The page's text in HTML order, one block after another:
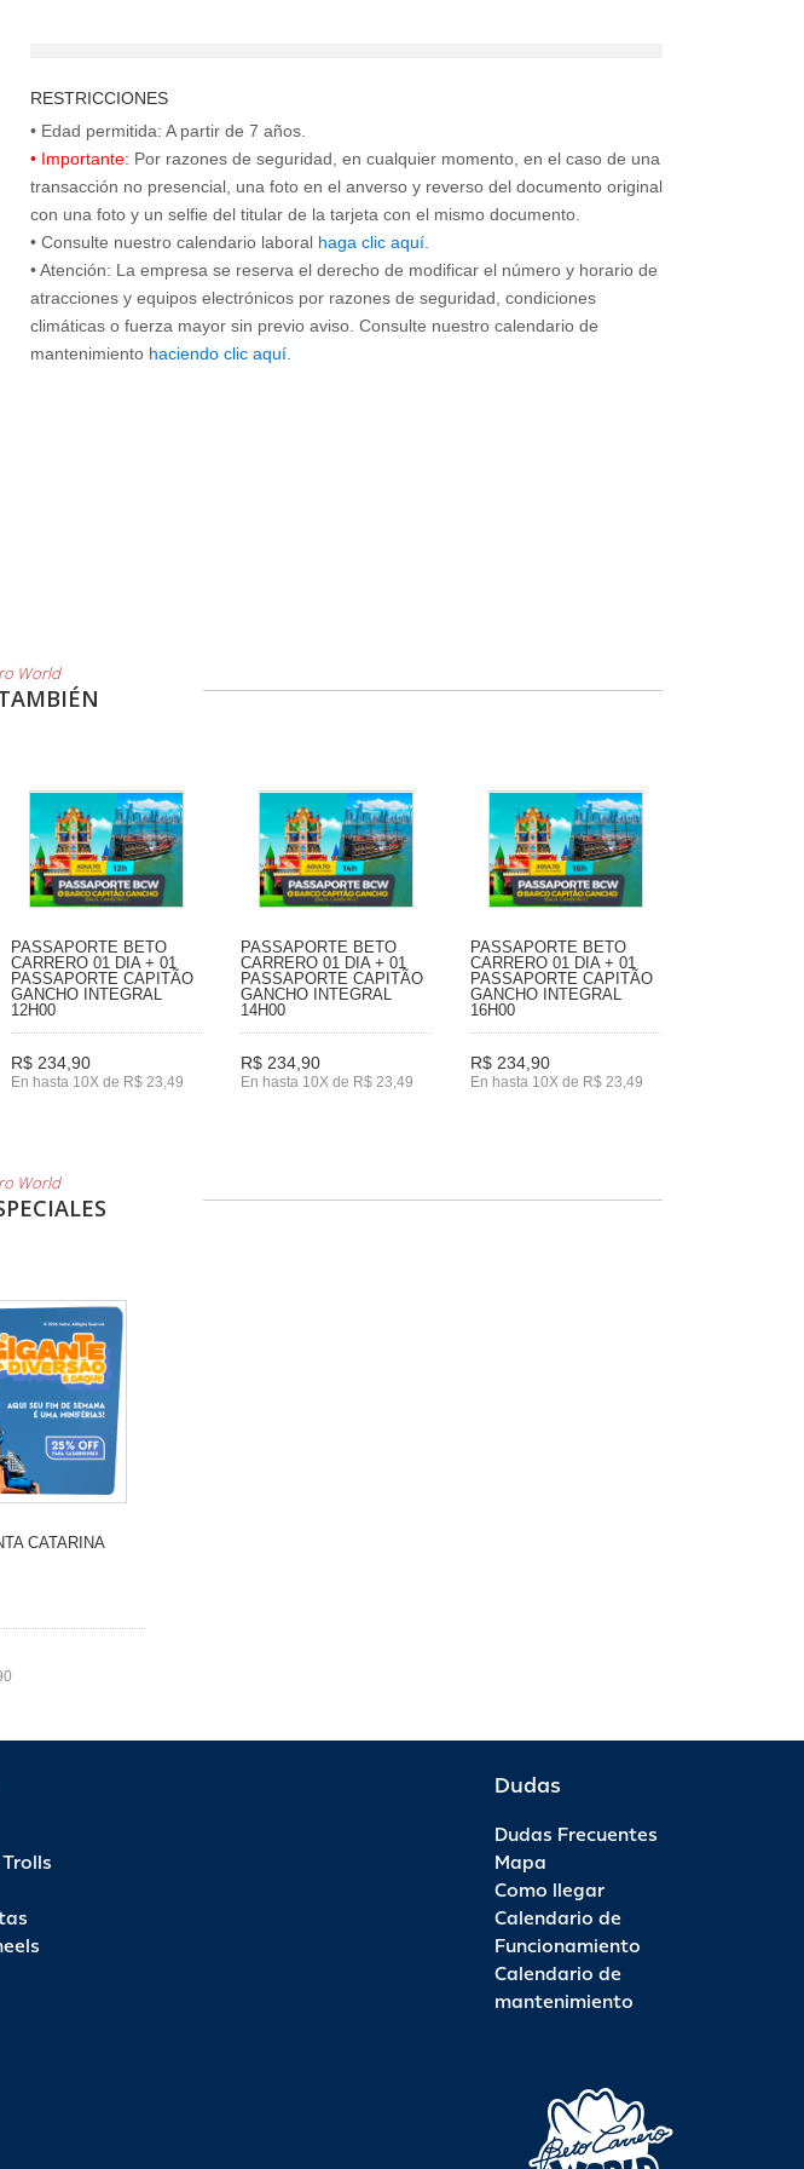
RESTRICCIONES
• Importante: Por razones de seguridad, en cualquier momento, en el caso de una
transacción no presencial, una foto en el anverso y reverso del documento original
con una foto y un selfie del titular de la tarjeta con el mismo documento.
• Consulte nuestro calendario laboral haga clic aquí.
• Atención: La empresa se reserva el derecho de modificar el número y horario de
atracciones y equipos electrónicos por razones de seguridad, condiciones
climáticas o fuerza mayor sin previo aviso. Consulte nuestro calendario de
mantenimiento haciendo clic aquí.
World
PASSAPORTE BETO
CARRERO 01 DIA + 01
PASSAPORTE CAPITÃO
GANCHO INTEGRAL
12H00
R$ 234,90
En hasta 10X de R$ 23,49
PASSAPORTE BETO
CARRERO 01 DIA + 01
PASSAPORTE CAPITÃO
GANCHO INTEGRAL
14H00
R$ 234,90
En hasta 10X de R$ 23,49
PASSAPORTE BETO
CARRERO 01 DIA + 01
PASSAPORTE CAPITÃO
GANCHO INTEGRAL
16H00
R$ 234,90
En hasta 10X de R$ 23,49
World
CATARINA
Dudas
Dudas Frecuentes
Mapa
Como llegar
Calendario de
Funcionamiento
Calendario de
mantenimiento